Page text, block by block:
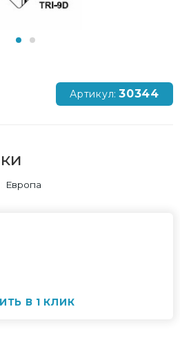
Артикул: 30344
Европа
В 1 КЛИК